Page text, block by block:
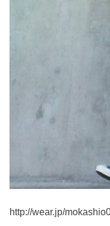
http://wear.jp/